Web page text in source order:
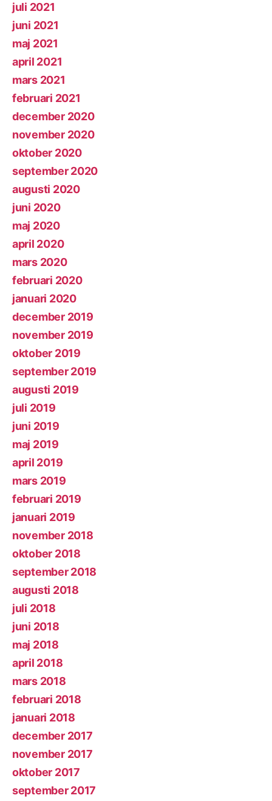
juli 2021
juni 2021
maj 2021
april 2021
mars 2021
februari 2021
december 2020
november 2020
oktober 2020
september 2020
augusti 2020
juni 2020
maj 2020
april 2020
mars 2020
februari 2020
januari 2020
december 2019
november 2019
oktober 2019
september 2019
augusti 2019
juli 2019
juni 2019
maj 2019
april 2019
mars 2019
februari 2019
januari 2019
november 2018
oktober 2018
september 2018
augusti 2018
juli 2018
juni 2018
maj 2018
april 2018
mars 2018
februari 2018
januari 2018
december 2017
november 2017
oktober 2017
september 2017